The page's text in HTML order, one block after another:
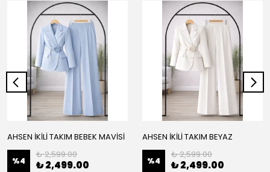
AHSEN İKİLİ TAKIM BEBEK MAVİSİ
%4
₺ 2,599.00
₺ 2,499.00
AHSEN İKİLİ TAKIM BEYAZ
%4
₺ 2,599.00
₺ 2,499.00